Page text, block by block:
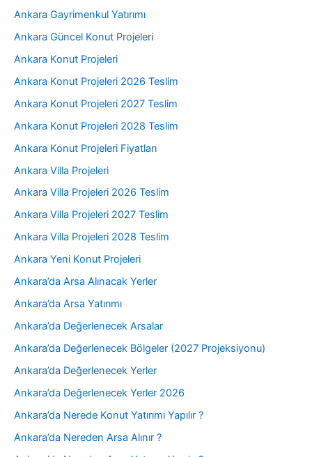
Ankara Gayrimenkul Yatırımı
Ankara Güncel Konut Projeleri
Ankara Konut Projeleri
Ankara Konut Projeleri 2026 Teslim
Ankara Konut Projeleri 2027 Teslim
Ankara Konut Projeleri 2028 Teslim
Ankara Konut Projeleri Fiyatları
Ankara Villa Projeleri
Ankara Villa Projeleri 2026 Teslim
Ankara Villa Projeleri 2027 Teslim
Ankara Villa Projeleri 2028 Teslim
Ankara Yeni Konut Projeleri
Ankara’da Arsa Alınacak Yerler
Ankara’da Arsa Yatırımı
Ankara’da Değerlenecek Arsalar
Ankara’da Değerlenecek Bölgeler (2027 Projeksiyonu)
Ankara’da Değerlenecek Yerler
Ankara’da Değerlenecek Yerler 2026
Ankara’da Nerede Konut Yatırımı Yapılır ?
Ankara’da Nereden Arsa Alınır ?